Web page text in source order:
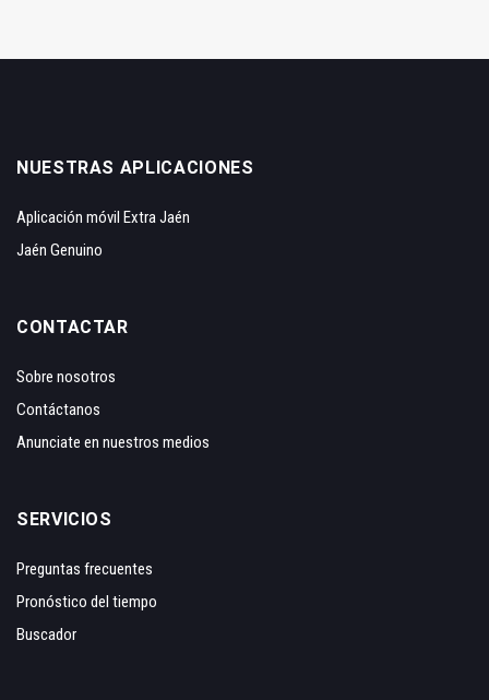
NUESTRAS APLICACIONES
Aplicación móvil Extra Jaén
Jaén Genuino
CONTACTAR
Sobre nosotros
Contáctanos
Anunciate en nuestros medios
SERVICIOS
Preguntas frecuentes
Pronóstico del tiempo
Buscador